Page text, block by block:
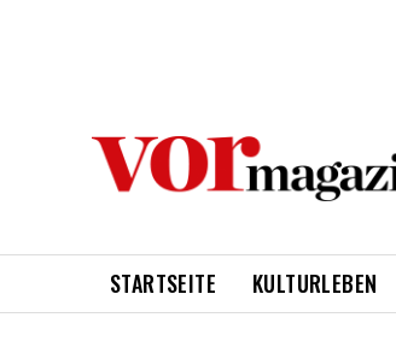
STARTSEITE KULTURLEBEN